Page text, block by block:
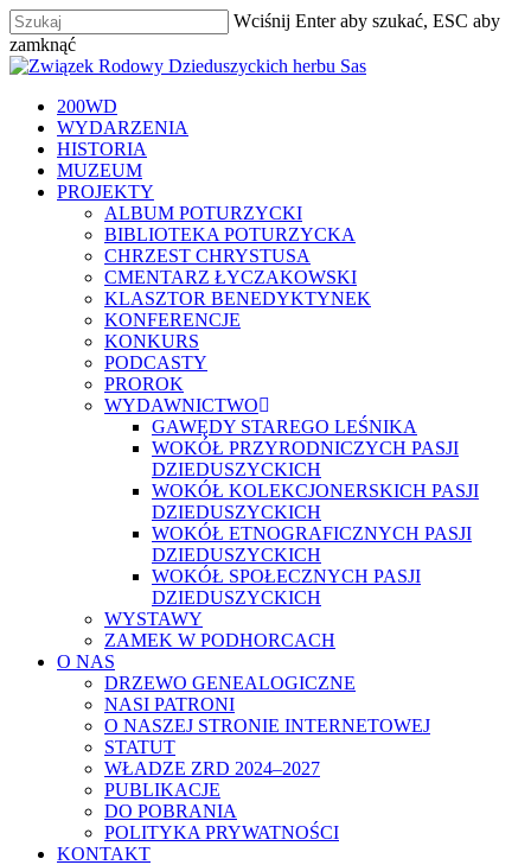
Skip
to
main
Wciśnij Enter aby szukać, ESC aby
zamknąć
Zamknij
szukaj
Menu
200WD
WYDARZENIA
HISTORIA
MUZEUM
PROJEKTY
ALBUM POTURZYCKI
BIBLIOTEKA POTURZYCKA
CHRZEST CHRYSTUSA
CMENTARZ ŁYCZAKOWSKI
KLASZTOR BENEDYKTYNEK
KONFERENCJE
KONKURS
PODCASTY
PROROK
WYDAWNICTWO
GAWĘDY STAREGO LEŚNIKA
WOKÓŁ PRZYRODNICZYCH PASJI
DZIEDUSZYCKICH
WOKÓŁ KOLEKCJONERSKICH PASJI
DZIEDUSZYCKICH
WOKÓŁ ETNOGRAFICZNYCH PASJI
DZIEDUSZYCKICH
WOKÓŁ SPOŁECZNYCH PASJI
DZIEDUSZYCKICH
WYSTAWY
ZAMEK W PODHORCACH
O NAS
DRZEWO GENEALOGICZNE
NASI PATRONI
O NASZEJ STRONIE INTERNETOWEJ
STATUT
WŁADZE ZRD 2024–2027
PUBLIKACJE
DO POBRANIA
POLITYKA PRYWATNOŚCI
KONTAKT